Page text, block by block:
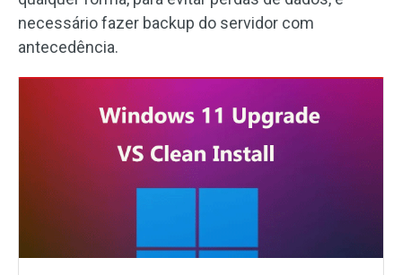
necessário fazer backup do servidor com
antecedência.